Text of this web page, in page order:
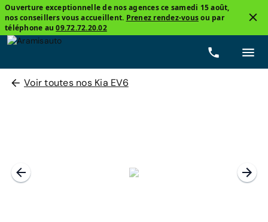
Ouverture exceptionnelle de nos agences ce samedi 15 août,
nos conseillers vous accueillent. Prenez rendez-vousou par
téléphone au09.72.72.20.02
Voir toutes nos Kia EV6